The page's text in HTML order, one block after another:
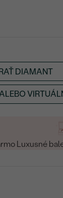
DIAMANT
Luxusné